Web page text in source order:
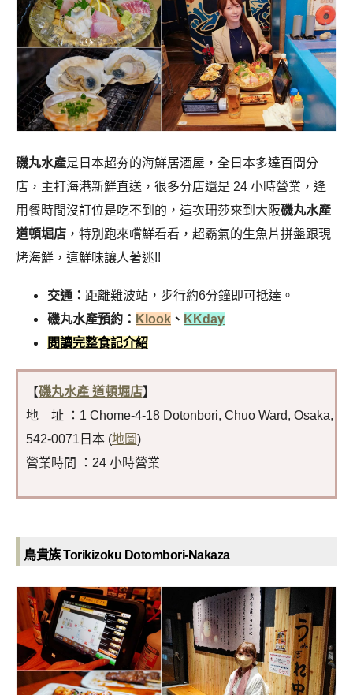
磯丸水產是日本超夯的海鮮居酒屋，全日本多達百間分
店，主打海港新鮮直送，很多分店還是 24 小時營業，逢
用餐時間沒訂位是吃不到的，這次珊莎來到大阪磯丸水產
道頓堀店 ，特別跑來嚐鮮看看，超霸氣的生魚片拼盤跟現
烤海鮮，這鮮味讓人著迷!!
交通： 距離難波站，步行約6分鐘即可抵達 。
磯丸水產預約： Klook 、 KKday
閱讀完整食記介紹
【磯丸水產 道頓堀店】
地 址 ：1 Chome-4-18 Dotonbori, Chuo Ward, Osaka,
542-0071日本 (地圖)
營業時間 ：24 小時營業
鳥貴族 Torikizoku Dotombori-Nakaza